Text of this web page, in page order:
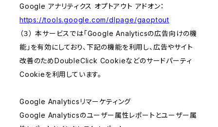
Google アナリティクス オプトアウト アドオン：
https://tools.google.com/dlpage/gaoptout
（３） 本サービスでは「Google Analyticsの広告向けの機
能」を有効にしており、下記の機能を利用し、広告やサイト
改善のためDoubleClick Cookieなどのサードパーティ
Cookieを利用しています。
Google Analyticsリマーケティング
Google Analyticsのユーザー属性レポートとユーザー属